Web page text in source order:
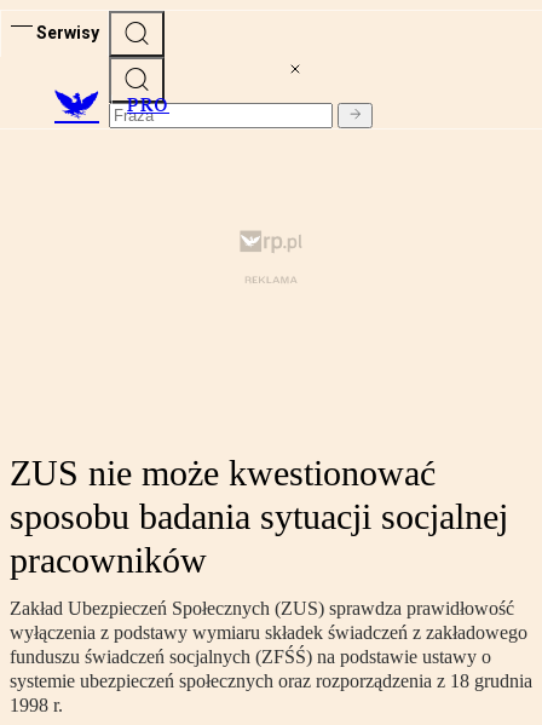
Serwisy
PRO
ZUS nie może kwestionować
sposobu badania sytuacji socjalnej
pracowników
Zakład Ubezpieczeń Społecznych (ZUS) sprawdza prawidłowość
wyłączenia z podstawy wymiaru składek świadczeń z zakładowego
funduszu świadczeń socjalnych (ZFŚŚ) na podstawie ustawy o
systemie ubezpieczeń społecznych oraz rozporządzenia z 18 grudnia
1998 r.